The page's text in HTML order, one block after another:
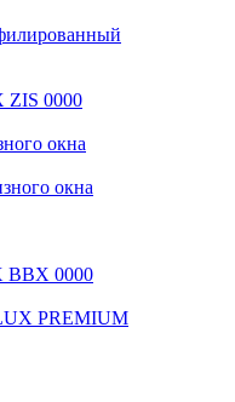
ZIS 0000
окна
окна
BBX 0000
PREMIUM